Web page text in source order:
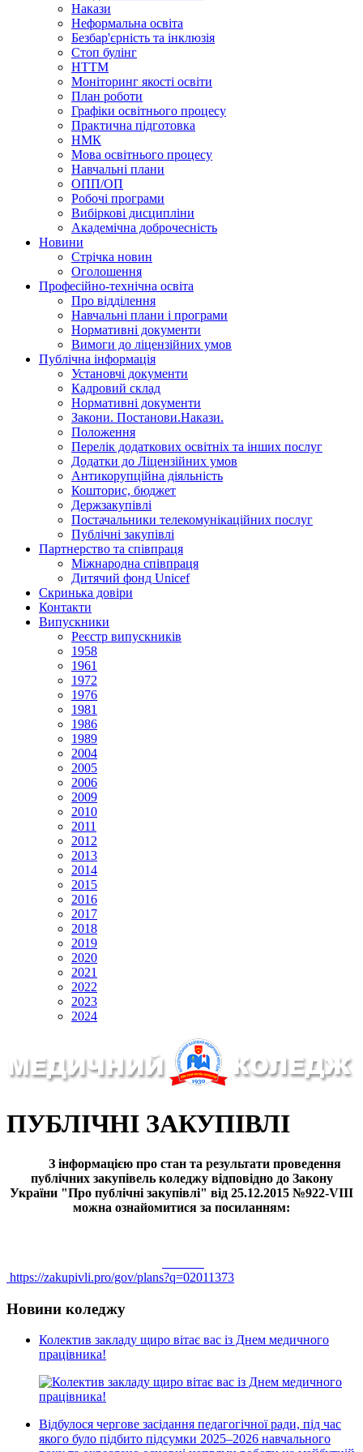
Накази
Неформальна освіта
Безбар'єрність та інклюзія
Стоп булінг
НТТМ
Моніторинг якості освіти
План роботи
Графіки освітнього процесу
Практична підготовка
НМК
Мова освiтнього процесу
Навчальнi плани
ОПП/ОП
Робочі програми
Вибiрковi дисциплiни
Академічна доброчесність
Новини
Стрічка новин
Оголошення
Професійно-технічна освіта
Про відділення
Навчальні плани і програми
Нормативнi документи
Вимоги до ліцензійних умов
Публічна інформація
Установчi документи
Кадровий склад
Нормативнi документи
Закони. Постанови.Накази.
Положення
Перелік додаткових освітніх та інших послуг
Додатки до Ліцензійних умов
Антикорупційна діяльність
Кошторис, бюджет
Держзакупiвлi
Постачальники телекомунікаційних послуг
Публічні закупівлі
Партнерство та співпраця
Міжнародна співпраця
Дитячий фонд Unicef
Скринька довіри
Контакти
Випускники
Реєстр випускників
1958
1961
1972
1976
1981
1986
1989
2004
2005
2006
2009
2010
2011
2012
2013
2014
2015
2016
2017
2018
2019
2020
2021
2022
2023
2024
ПУБЛІЧНІ ЗАКУПІВЛІ
З інформацією про стан та результати проведення
публічних закупівель коледжу відповідно до Закону
України "Про публічні закупівлі" від 25.12.2015 №922-VIII
можна ознайомитися за посиланням:
https://zakupivli.pro/gov/plans?q=02011373
Новини коледжу
Колектив закладу щиро вітає вас із Днем медичного
працівника!
Відбулося чергове засідання педагогічної ради, під час
якого було підбито підсумки 2025–2026 навчального